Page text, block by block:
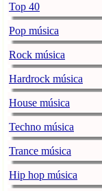
Top 40
Pop música
Rock música
Hardrock música
House música
Techno música
Trance música
Hip hop música